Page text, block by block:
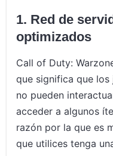
1. Red de
optimizados
Call of Duty:
que significa que
no pueden
acceder a algunos
razón por la que es
que utilices tenga